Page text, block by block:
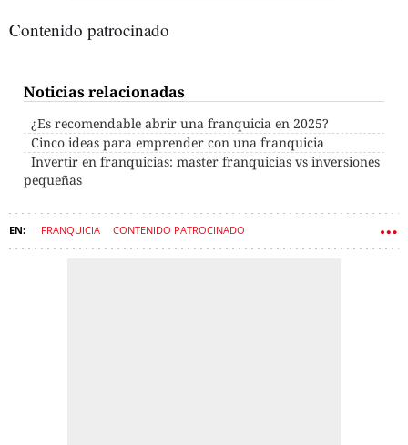
Contenido patrocinado
Noticias relacionadas
¿Es recomendable abrir una franquicia en 2025?
Cinco ideas para emprender con una franquicia
Invertir en franquicias: master franquicias vs inversiones
pequeñas
FRANQUICIA CONTENIDO PATROCINADO